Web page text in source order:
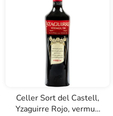
Celler Sort del Castell,
Yzaguirre Rojo, vermut,